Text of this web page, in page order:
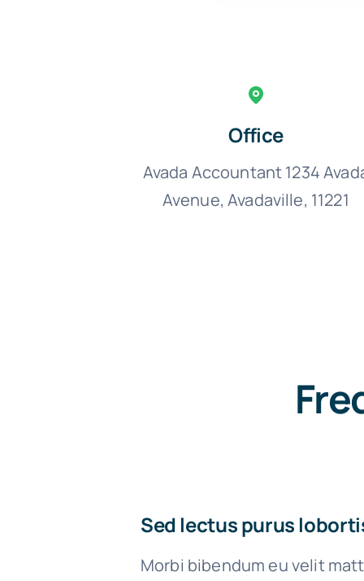
Office
Avada Accountant 1234
Avenue, Avadaville, 11221
Sed lectus purus
Morbi bibendum eu velit